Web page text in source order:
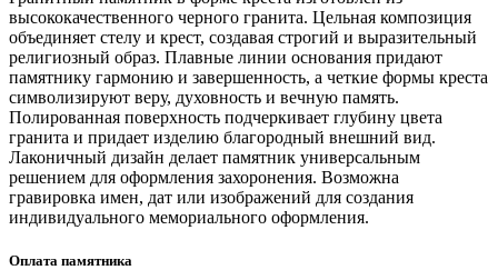
высококачественного черного гранита. Цельная композиция
объединяет стелу и крест, создавая строгий и выразительный
религиозный образ. Плавные линии основания придают
памятнику гармонию и завершенность, а четкие формы креста
символизируют веру, духовность и вечную память.
Полированная поверхность подчеркивает глубину цвета
гранита и придает изделию благородный внешний вид.
Лаконичный дизайн делает памятник универсальным
решением для оформления захоронения. Возможна
гравировка имен, дат или изображений для создания
индивидуального мемориального оформления.
Оплата памятника